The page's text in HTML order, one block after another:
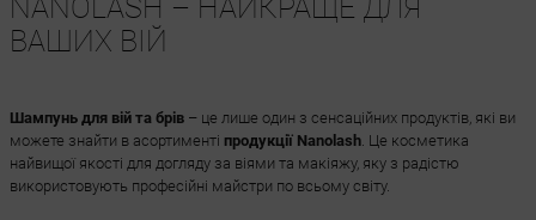
NANOLASH – НАЙКРАЩЕ ДЛЯ
ВАШИХ ВІЙ
Шампунь для вій та брів– це лише один з сенсаційних продуктів, які ви
можете знайти в асортименті продукції Nanolash. Це косметика
найвищої якості для догляду за віями та макіяжу, яку з радістю
використовують професійні майстри по всьому світу.